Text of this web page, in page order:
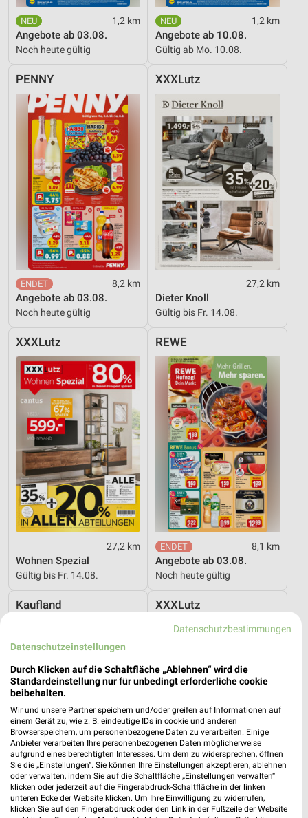
1,2 km
Angebote ab 03.08.
Noch heute gültig
1,2 km
Angebote ab 10.08.
Gültig ab Mo. 10.08.
PENNY
8,2 km
Angebote ab 03.08.
Noch heute gültig
XXXLutz
27,2 km
Dieter Knoll
Gültig bis Fr. 14.08.
XXXLutz
27,2 km
Wohnen Spezial
Gültig bis Fr. 14.08.
REWE
8,1 km
Angebote ab 03.08.
Noch heute gültig
Kaufland
11,5 km
XXXLutz
27,2 km
Datenschutzbestimmungen
Datenschutzeinstellungen
Durch Klicken auf die Schaltfläche „Ablehnen“ wird die
Standardeinstellung nur für unbedingt erforderliche cookie
beibehalten.
Wir und unsere Partner speichern und/oder greifen auf Informationen auf
einem Gerät zu, wie z. B. eindeutige IDs in cookie und anderen
Browserspeichern, um personenbezogene Daten zu verarbeiten. Einige
Anbieter verarbeiten Ihre personenbezogenen Daten möglicherweise
aufgrund eines berechtigten Interesses. Um dem zu widersprechen, öffnen
Sie die „Einstellungen“. Sie können Ihre Einstellungen akzeptieren, ablehnen
oder verwalten, indem Sie auf die Schaltfläche „Einstellungen verwalten“
klicken oder jederzeit auf die Fingerabdruck-Schaltfläche in der linken
unteren Ecke der Website klicken. Um Ihre Einwilligung zu widerrufen,
klicken Sie auf den Fingerabdruck oder den Link in der Fußzeile der Website